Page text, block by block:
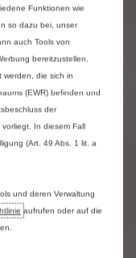
Funktionen wie
so dazu bei, unser
auch Tools von
bereitzustellen.
werden, die sich in
(EWR) befinden und
der
In diesem Fall
(Art. 49 Abs. 1 lit. a
und deren Verwaltung
aufrufen oder auf die